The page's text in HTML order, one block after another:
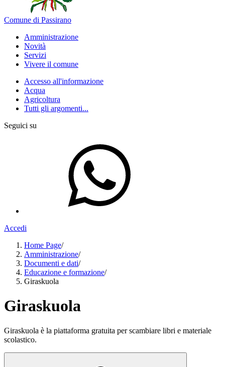
Comune di Passirano
Amministrazione
Novità
Servizi
Vivere il comune
Accesso all'informazione
Acqua
Agricoltura
Tutti gli argomenti...
Seguici su
Accedi
Home Page/
Amministrazione/
Documenti e dati/
Educazione e formazione/
Giraskuola
Giraskuola
Giraskuola è la piattaforma gratuita per scambiare libri e materiale
scolastico.